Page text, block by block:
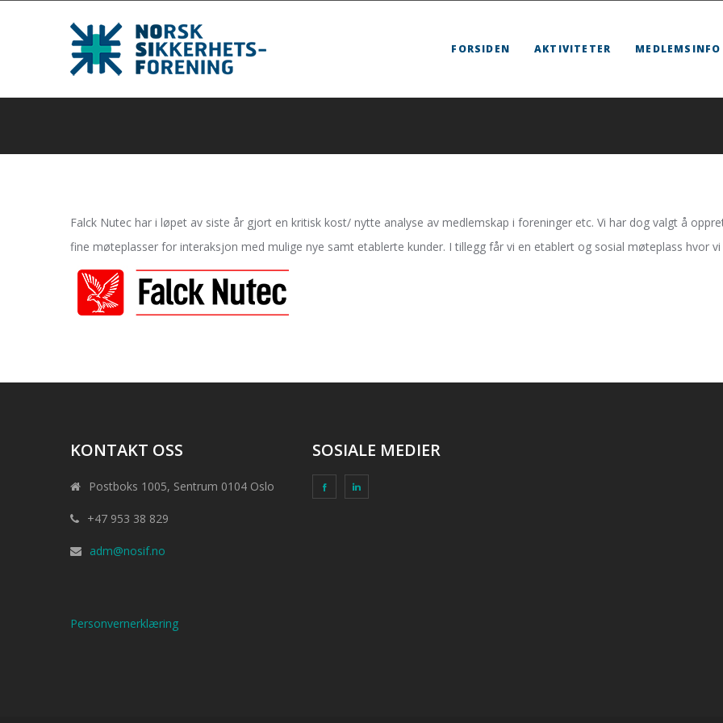
FORSIDEN AKTIVITETER MEDLEMSINFO
Falck Nutec har i løpet av siste år gjort en kritisk kost/ nytte analyse av medlemskap i foreninger etc. Vi har dog valgt å
fine møteplasser for interaksjon med mulige nye samt etablerte kunder. I tillegg får vi en etablert og sosial møteplass hvor
KONTAKT OSS
Postboks 1005, Sentrum 0104 Oslo
+47 953 38 829
adm@nosif.no
Personvernerklæring
SOSIALE MEDIER